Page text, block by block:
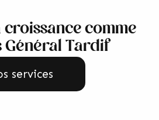
comme
Général Tardif
services